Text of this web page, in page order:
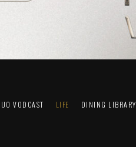
VODCAST LIFE DINING LIBRARY